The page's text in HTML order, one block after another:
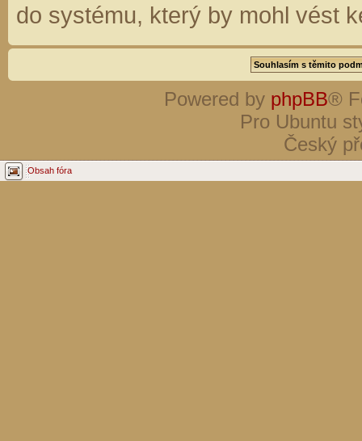
do systému, který by mohl vést
Powered by phpBB®
Pro Ubuntu
Český
Obsah fóra